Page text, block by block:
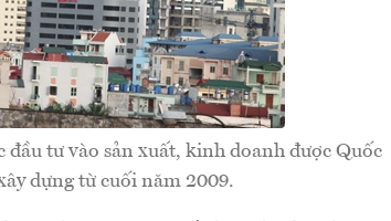
tư vào sản xuất, kinh doanh được Quốc
dựng từ cuối năm 2009.